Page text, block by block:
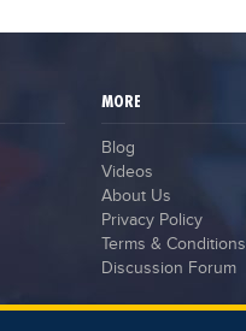
MORE
Blog
Videos
About Us
Privacy Policy
Terms & Conditions
Discussion Forum